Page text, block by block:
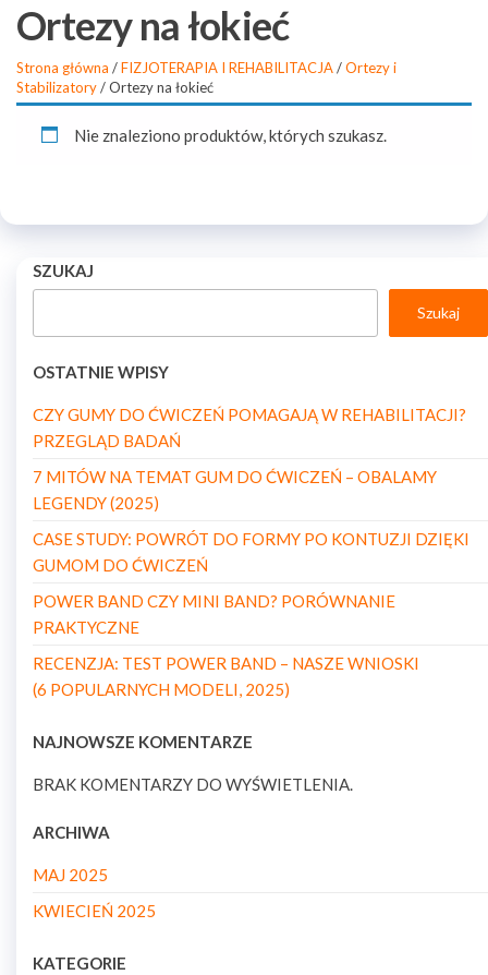
Ortezy na łokieć
Strona główna /FIZJOTERAPIA I REHABILITACJA/Ortezy i
Stabilizatory/ Ortezy na łokieć
Nie znaleziono produktów, których szukasz.
SZUKAJ
Szukaj
OSTATNIE WPISY
CZY GUMY DO ĆWICZEŃ POMAGAJĄ W REHABILITACJI?
PRZEGLĄD BADAŃ
7 MITÓW NA TEMAT GUM DO ĆWICZEŃ – OBALAMY
LEGENDY (2025)
CASE STUDY: POWRÓT DO FORMY PO KONTUZJI DZIĘKI
GUMOM DO ĆWICZEŃ
POWER BAND CZY MINI BAND? PORÓWNANIE
PRAKTYCZNE
RECENZJA: TEST POWER BAND – NASZE WNIOSKI
(6 POPULARNYCH MODELI, 2025)
NAJNOWSZE KOMENTARZE
BRAK KOMENTARZY DO WYŚWIETLENIA.
ARCHIWA
MAJ 2025
KWIECIEŃ 2025
KATEGORIE